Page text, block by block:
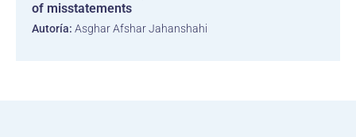
of misstatements
Autoría: Asghar Afshar Jahanshahi